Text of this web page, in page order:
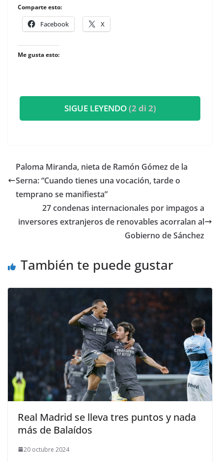
Comparte esto:
Facebook X
Me gusta esto:
SIGUE LEYENDO(2 di 2)
​Paloma Miranda, nieta de Ramón Gómez de la
Serna: “Cuando tienes una vocación, tarde o
temprano se manifiesta”
27 condenas internacionales por impagos a
inversores extranjeros de renovables acorralan al
Gobierno de Sánchez
También te puede gustar
Real Madrid se lleva tres puntos y nada
más de Balaídos
20 octubre 2024